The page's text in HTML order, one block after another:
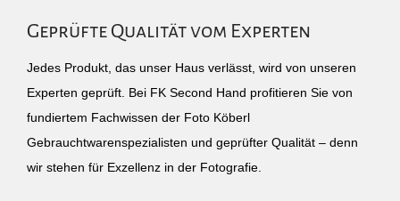
Geprüfte Qualität vom Experten
Jedes Produkt, das unser Haus verlässt, wird von unseren
Experten geprüft. Bei FK Second Hand profitieren Sie von
fundiertem Fachwissen der Foto Köberl
Gebrauchtwarenspezialisten und geprüfter Qualität – denn
wir stehen für Exzellenz in der Fotografie.